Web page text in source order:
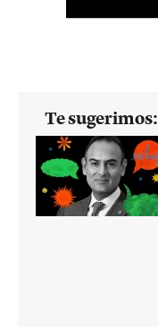
Te sugerimos: